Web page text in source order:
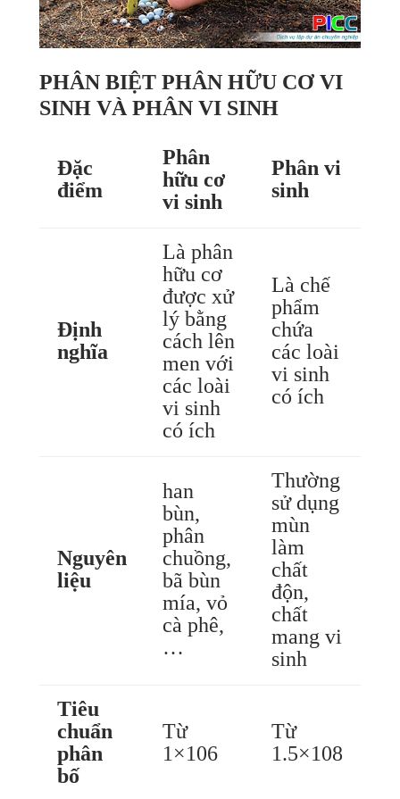
PHÂN BIỆT PHÂN HỮU CƠ VI
SINH VÀ PHÂN VI SINH
Đặc
điểm
Phân
hữu cơ
vi sinh
Phân vi
sinh
Định
nghĩa
Là phân
hữu cơ
được xử
lý bằng
cách lên
men với
các loài
vi sinh
có ích
Là chế
phẩm
chứa
các loài
vi sinh
có ích
Nguyên
liệu
han
bùn,
phân
chuồng,
bã bùn
mía, vỏ
cà phê,
…
Thường
sử dụng
mùn
làm
chất
độn,
chất
mang vi
sinh
Tiêu
chuẩn
phân
bố
Từ
1×106
Từ
1.5×108